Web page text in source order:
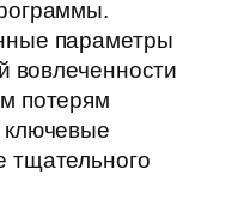
параметры
вовлеченности
потерям